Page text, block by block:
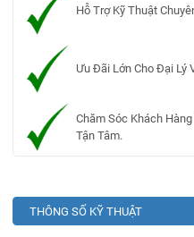
Hỗ Trợ Kỹ Thuật
Ưu Đãi Lớn Cho Đại Lý
Chăm Sóc Khách
Tận Tâm.
THÔNG SỐ KỸ THUẬT